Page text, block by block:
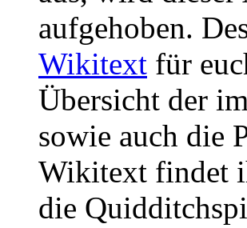
aufgehoben.
Wikitext für
Übersicht der
sowie auch die
Wikitext findet
die